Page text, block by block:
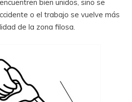
bien unidos, sino se
o el trabajo se vuelve más
de la zona filosa.